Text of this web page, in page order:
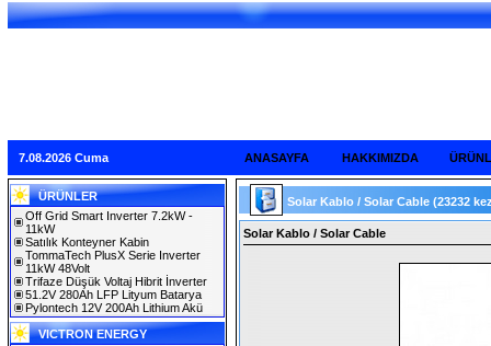
7.08.2026 Cuma ANASAYFA HAKKIMIZDA
ÜRÜNLER
Off Grid Smart Inverter 7.2kW -
11kW
Satılık Konteyner Kabin
TommaTech PlusX Serie Inverter
11kW 48Volt
Trifaze Düşük Voltaj Hibrit İnverter
51.2V 280Ah LFP Lityum Batarya
Pylontech 12V 200Ah Lithium Akü
VICTRON ENERGY
Solar Kablo / Solar Cable (23232
Solar Kablo / Solar Cable